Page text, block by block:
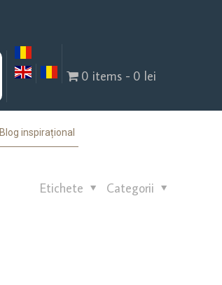
0 items 0 lei
Blog inspirațional
Categorii
Etichete